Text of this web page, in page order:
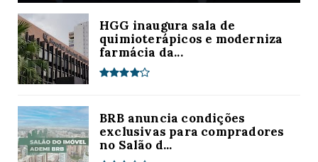
HGG inaugura sala de
quimioterápicos e moderniza
farmácia da...
BRB anuncia condições
exclusivas para compradores
no Salão d...